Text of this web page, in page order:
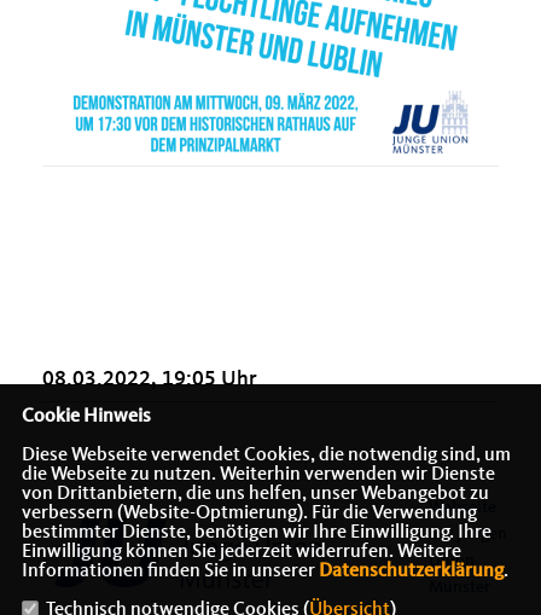
08.03.2022, 19:05 Uhr
Webseite
der Jungen
Union
Cookie Hinweis
Diese Webseite verwendet Cookies, die notwendig sind, um
die Webseite zu nutzen. Weiterhin verwenden wir Dienste
von Drittanbietern, die uns helfen, unser Webangebot zu
verbessern (Website-Optmierung). Für die Verwendung
bestimmter Dienste, benötigen wir Ihre Einwilligung. Ihre
Einwilligung können Sie jederzeit widerrufen. Weitere
Informationen finden Sie in unserer Datenschutzerklärung.
Technisch notwendige Cookies (Übersicht)